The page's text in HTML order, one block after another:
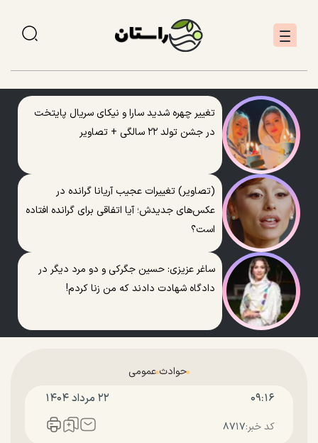
تغییر چهره شدید سارا و نیکای سریال پایتخت
در جشن تولد ۲۲ سالگی + تصاویر
(تصاویر) تغییرات عجیب آریانا گرانده در
عکس‌های جدیدش؛ آیا اتفاقی برای گرانده افتاده
است؟
ساغر عزیزی: حسین جگرکی و دو مرد دیگر در
دادگاه شهادت دادند که من زنا کردم!
حوادث عمومی
۰۹:۱۶ ۲۲ مرداد ۱۴۰۴
کد خبر:۸۷۱۷